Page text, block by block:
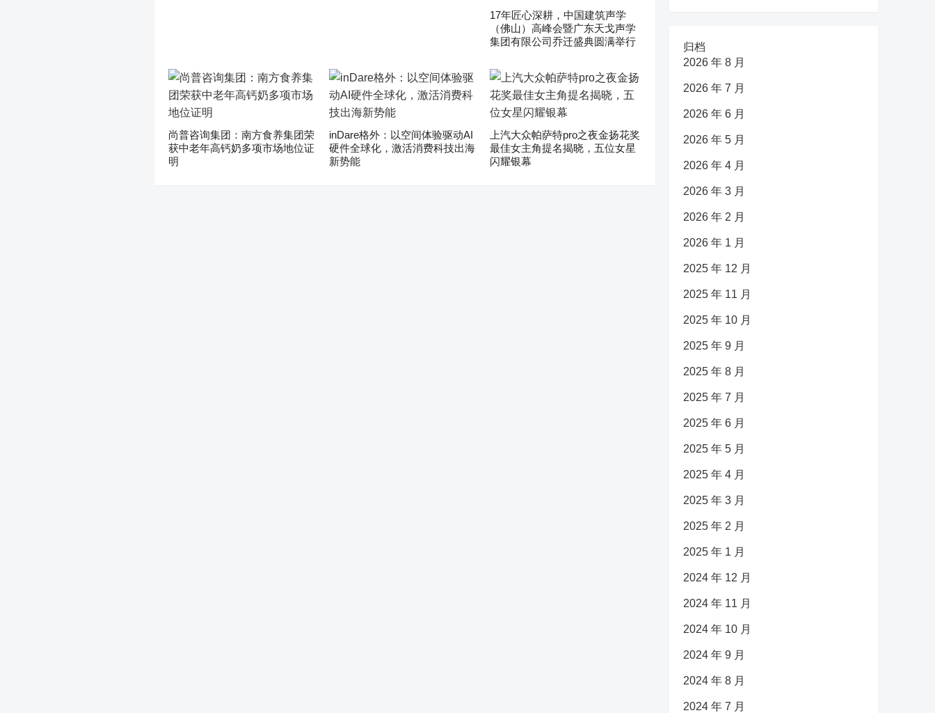
17年匠心深耕，中国建筑声学
（佛山）高峰会暨广东天戈声学
集团有限公司乔迁盛典圆满举行
尚普咨询集团：南方食养集团荣
获中老年高钙奶多项市场地位证
明
inDare格外：以空间体验驱动AI
硬件全球化，激活消费科技出海
新势能
上汽大众帕萨特pro之夜金扬花奖
最佳女主角提名揭晓，五位女星
闪耀银幕
归档
2026 年 8 月
2026 年 7 月
2026 年 6 月
2026 年 5 月
2026 年 4 月
2026 年 3 月
2026 年 2 月
2026 年 1 月
2025 年 12 月
2025 年 11 月
2025 年 10 月
2025 年 9 月
2025 年 8 月
2025 年 7 月
2025 年 6 月
2025 年 5 月
2025 年 4 月
2025 年 3 月
2025 年 2 月
2025 年 1 月
2024 年 12 月
2024 年 11 月
2024 年 10 月
2024 年 9 月
2024 年 8 月
2024 年 7 月